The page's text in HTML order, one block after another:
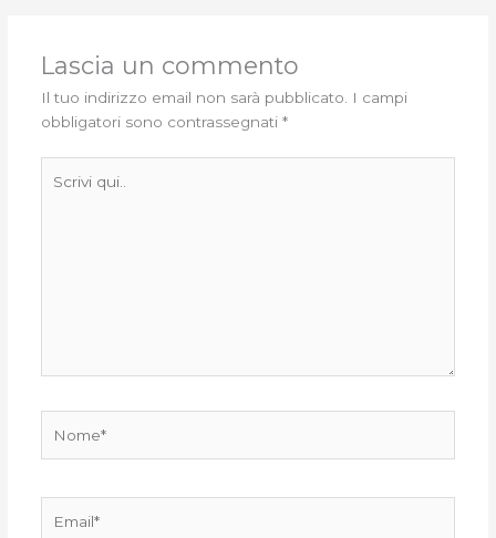
Lascia un commento
Il tuo indirizzo email non sarà pubblicato.
I campi
obbligatori sono contrassegnati *
qui..